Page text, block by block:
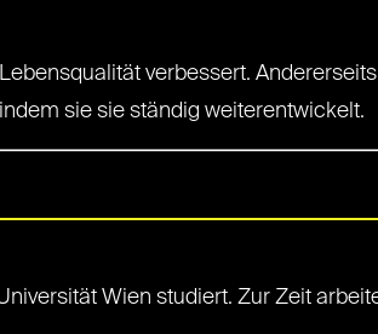
verbessert.
sie sie ständig weiterentwickelt.
Wien studiert. Zur Zeit